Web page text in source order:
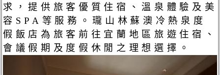
求，提供旅客優質住宿、溫泉體驗及美
容SPA等服務。瓏山林蘇澳冷熱泉度
假飯店為旅客前往宜蘭地區旅遊住宿、
會議假期及度假休閒之理想選擇。